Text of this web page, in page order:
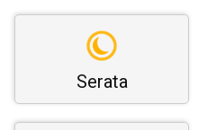
Serata